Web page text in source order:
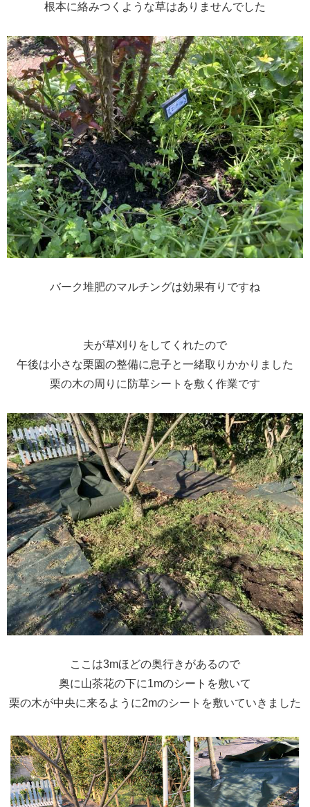
根本に絡みつくような草はありませんでした
バーク堆肥のマルチングは効果有りですね
夫が草刈りをしてくれたので
午後は小さな栗園の整備に息子と一緒取りかかりました
栗の木の周りに防草シートを敷く作業です
ここは3mほどの奥行きがあるので
奥に山茶花の下に1mのシートを敷いて
栗の木が中央に来るように2mのシートを敷いていきました